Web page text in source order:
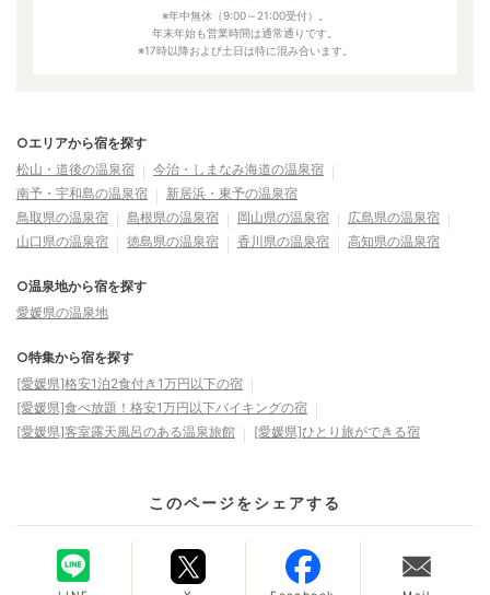
※年中無休（9:00～21:00受付）。
年末年始も営業時間は通常通りです。
※17時以降および土日は特に混み合います。
○エリアから宿を探す
松山・道後の温泉宿
今治・しまなみ海道の温泉宿
南予・宇和島の温泉宿
新居浜・東予の温泉宿
鳥取県の温泉宿
島根県の温泉宿 岡山県の温泉宿
広島県の温泉宿
山口県の温泉宿
徳島県の温泉宿 香川県の温泉宿 高知県の温泉宿
○温泉地から宿を探す
愛媛県の温泉地
○特集から宿を探す
[愛媛県]格安1泊2食付き1万円以下の宿
[愛媛県]食べ放題！格安1万円以下バイキングの宿
[愛媛県]客室露天風呂のある温泉旅館
[愛媛県]ひとり旅ができる宿
このページをシェアする